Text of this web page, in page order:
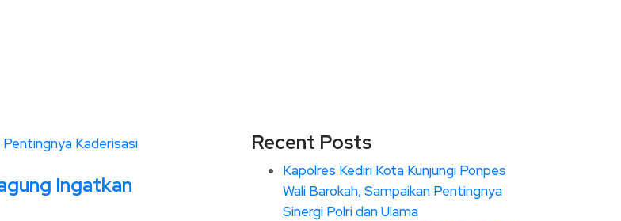
Ingatkan
Recent Posts
Kapolres Kediri Kota Kunjungi Ponpes
Wali Barokah, Sampaikan Pentingnya
Sinergi Polri dan Ulama